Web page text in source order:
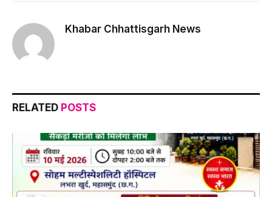
Khabar Chhattisgarh News
RELATED POSTS